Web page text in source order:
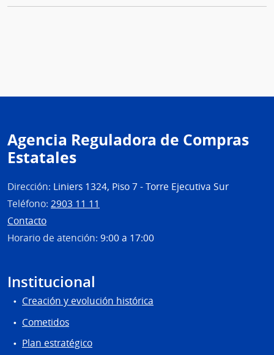
Agencia Reguladora de Compras
Estatales
Dirección: Liniers 1324, Piso 7 - Torre Ejecutiva Sur
Teléfono: 2903 11 11
Contacto
Horario de atención: 9:00 a 17:00
Institucional
Creación y evolución histórica
Cometidos
Plan estratégico